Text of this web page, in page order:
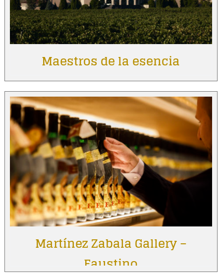
Maestros de la esencia
Martínez Zabala Gallery –
Faustino